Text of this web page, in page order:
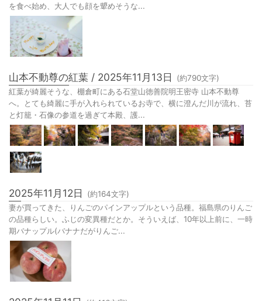
を食べ始め、大人でも顔を顰めそうな...
山本不動尊の紅葉 / 2025年11月13日 (約790文字)
紅葉が綺麗そうな、棚倉町にある石堂山徳善院明王密寺 山本不動尊
へ。とても綺麗に手が入れられているお寺で、横に澄んだ川が流れ、苔
と灯籠・石像の参道を過ぎて本殿、護...
2025年11月12日 (約164文字)
妻が買ってきた、りんごのパインアップルという品種。福島県のりんご
の品種らしい。ふじの変異種だとか。そういえば、10年以上前に、一時
期バナップル(バナナだがりんご...